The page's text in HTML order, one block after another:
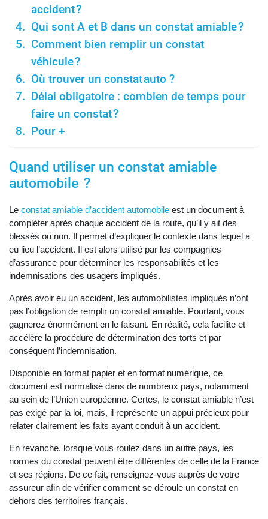
accident ?
Qui sont A et B dans un constat amiable ?
Comment bien remplir un constat
véhicule ?
Où trouver un constat auto ?
Délai obligatoire : combien de temps pour
faire un constat ?
Pour +
Quand utiliser un constat amiable
automobile ?
Le constat amiable d’accident automobile est un document à
compléter après chaque accident de la route, qu’il y ait des
blessés ou non. Il permet d’expliquer le contexte dans lequel a
eu lieu l’accident. Il est alors utilisé par les compagnies
d’assurance pour déterminer les responsabilités et les
indemnisations des usagers impliqués.
Après avoir eu un accident, les automobilistes impliqués n’ont
pas l’obligation de remplir un constat amiable. Pourtant, vous
gagnerez énormément en le faisant. En réalité, cela facilite et
accélère la procédure de détermination des torts et par
conséquent l’indemnisation.
Disponible en format papier et en format numérique, ce
document est normalisé dans de nombreux pays, notamment
au sein de l’Union européenne. Certes, le constat amiable n’est
pas exigé par la loi, mais, il représente un appui précieux pour
relater clairement les faits ayant conduit à un accident.
En revanche, lorsque vous roulez dans un autre pays, les
normes du constat peuvent être différentes de celle de la France
et ses régions. De ce fait, renseignez-vous auprès de votre
assureur afin de vérifier comment se déroule un constat en
dehors des territoires français.